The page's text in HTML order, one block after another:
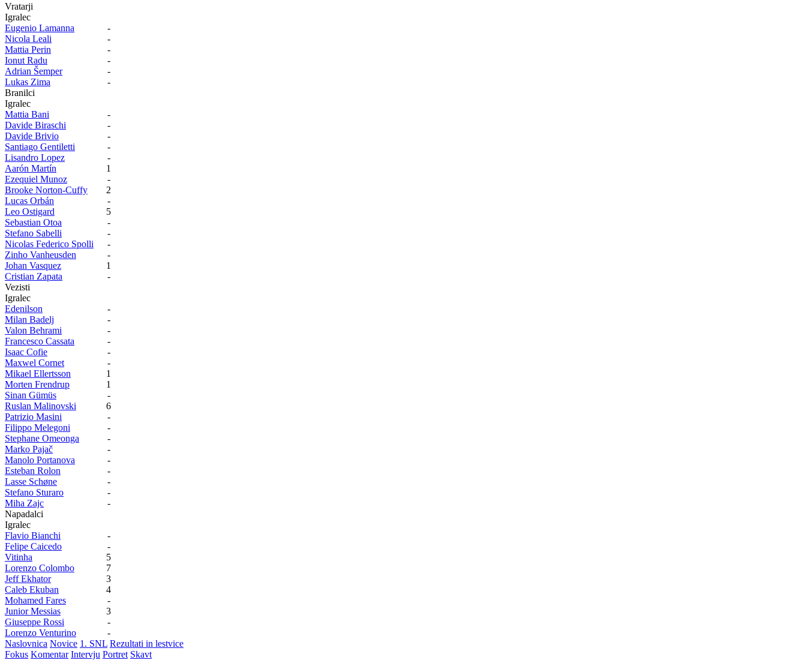
Vratarji
Igralec
Eugenio Lamanna
-
Nicola Leali
-
Mattia Perin
-
Ionut Radu
-
Adrian Šemper
-
Lukas Zima
-
Branilci
Igralec
Mattia Bani
-
Davide Biraschi
-
Davide Brivio
-
Santiago Gentiletti
-
Lisandro Lopez
-
Aarón Martín
1
Ezequiel Munoz
-
Brooke Norton-Cuffy
2
Lucas Orbán
-
Leo Ostigard
5
Sebastian Otoa
-
Stefano Sabelli
-
Nicolas Federico Spolli
-
Zinho Vanheusden
-
Johan Vasquez
1
Cristian Zapata
-
Vezisti
Igralec
Edenilson
-
Milan Badelj
-
Valon Behrami
-
Francesco Cassata
-
Isaac Cofie
-
Maxwel Cornet
-
Mikael Ellertsson
1
Morten Frendrup
1
Sinan Gümüs
-
Ruslan Malinovski
6
Patrizio Masini
-
Filippo Melegoni
-
Stephane Omeonga
-
Marko Pajač
-
Manolo Portanova
-
Esteban Rolon
-
Lasse Schøne
-
Stefano Sturaro
-
Miha Zajc
-
Napadalci
Igralec
Flavio Bianchi
-
Felipe Caicedo
-
Vitinha
5
Lorenzo Colombo
7
Jeff Ekhator
3
Caleb Ekuban
4
Mohamed Fares
-
Junior Messias
3
Giuseppe Rossi
-
Lorenzo Venturino
-
Naslovnica Novice 1. SNL Rezultati in lestvice
Fokus Komentar Intervju Portret Skavt